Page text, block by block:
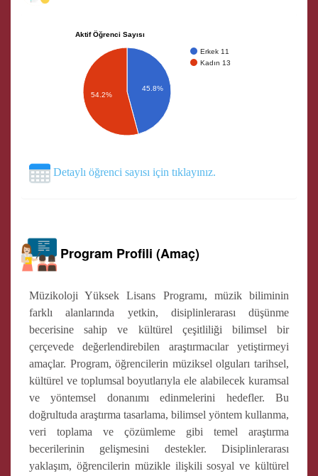
Aktif Öğrenci Sayısı
Erkek 11
Kadın 13
45.8%
54.2%
Detaylı öğrenci sayısı için tıklayınız.
Program Profili (Amaç)
Müzikoloji Yüksek Lisans Programı, müzik biliminin
farklı alanlarında yetkin, disiplinlerarası düşünme
becerisine sahip ve kültürel çeşitliliği bilimsel bir
çerçevede değerlendirebilen araştırmacılar yetiştirmeyi
amaçlar. Program, öğrencilerin müziksel olguları tarihsel,
kültürel ve toplumsal boyutlarıyla ele alabilecek kuramsal
ve yöntemsel donanımı edinmelerini hedefler. Bu
doğrultuda araştırma tasarlama, bilimsel yöntem kullanma,
veri toplama ve çözümleme gibi temel araştırma
becerilerinin gelişmesini destekler. Disiplinlerarası
yaklaşım, öğrencilerin müzikle ilişkili sosyal ve kültürel